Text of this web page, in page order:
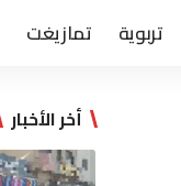
تربوية تمازيغت
أخر الأخبار